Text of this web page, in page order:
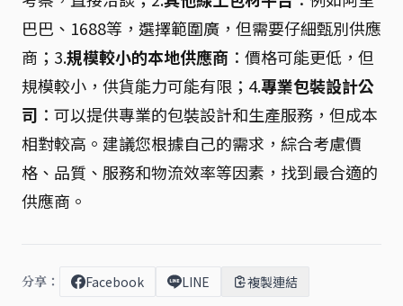
巴巴、1688等，選擇範圍廣，但需要仔細甄別供應
商；3.規模較小的本地供應商 ：價格可能更低，但
規模較小，供貨能力可能有限；4.專業包裝設計公
司 ：可以提供專業的包裝設計和生產服務，但成本
相對較高。建議您根據自己的需求，綜合考慮價
格、品質、服務和物流效率等因素，找到最合適的
供應商。
分享： Facebook LINE 複製連結